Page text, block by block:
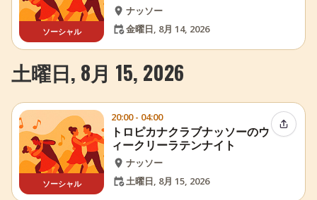
ソーシャル
ナッソー
金曜日, 8月 14, 2026
土曜日, 8月 15, 2026
ソーシャル
20:00 - 04:00
トロピカナクラブナッソーのウ
ィークリーラテンナイト
ナッソー
土曜日, 8月 15, 2026
イベン